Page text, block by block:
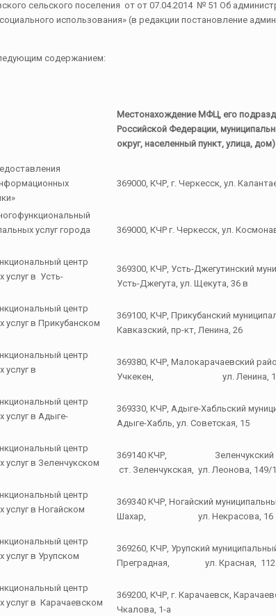
сельского поселения от от 07.04.2014 № 51 Об
использования» (в редакции постановление
содержанием:
Местонахождение МФЦ, его
Российской Федерации,
округ, населенный пункт, улица, дом)
369000, КЧР, г. Черкесск, ул.
услуг города
369000, КЧР г. Черкесск, ул.
центр
услуг в Усть-
369300, КЧР, Усть-Джегутинский
Усть-Джегута, ул. Щекута, 36 в
центр
услуг в Прикубанском
369100, КЧР, Прикубанский
Кавказский, пр-кт, Ленина, 26
центр
услуг в
369380, КЧР, Малокарачаевский
Учкекен, ул. Ленина,
центр
услуг в Адыге-
369330, КЧР, Адыге-Хабльский
Адыге-Хабль, ул. Советская, 15
центр
услуг в Зеленчукском
369140 КЧР, Зеленчукский
ст. Зеленчукская, ул. Леонова, 149/1
центр
услуг в Ногайском
369340 КЧР, Ногайский
Шахар, ул. Некрасова, 16
центр
услуг в Урупском
369260, КЧР, Урупский
Преградная, ул. Красная, 112
центр
услуг в Карачаевском
369200, КЧР, г. Карачаевск,
Чкалова, 1-а